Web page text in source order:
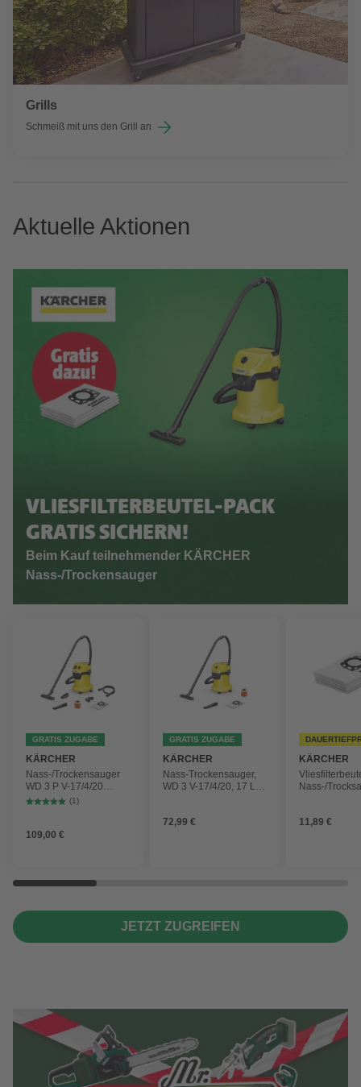
Grills
Schmeiß mit uns den Grill an
Aktuelle Aktionen
VLIESFILTERBEUTEL-PACK
GRATIS SICHERN!
Beim Kauf teilnehmender KÄRCHER
Nass-/Trockensauger
GRATIS ZUGABE
KÄRCHER
Nass-/Trockensauger
WD 3 P V-17/4/20
Workshop mit
(1)
109,00 €
GRATIS ZUGABE
KÄRCHER
Nass-Trockensauger,
WD 3 V-17/4/20, 17 L,
72,99 €
KÄRCHER
Nass-/
4 Stück
11,89 €
JETZT ZUGREIFEN